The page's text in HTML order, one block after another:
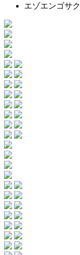
エゾエンゴサク